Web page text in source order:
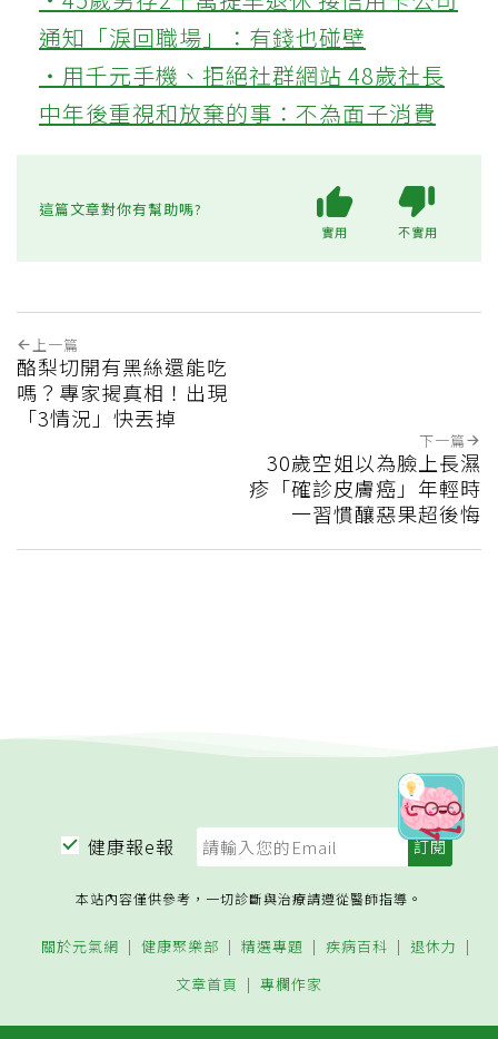
通知「淚回職場」：有錢也碰壁
‧用千元手機、拒絕社群網站 48歲社長
中年後重視和放棄的事：不為面子消費
這篇文章對你有幫助嗎?
實用 不實用
上一篇
酪梨切開有黑絲還能吃
嗎？專家揭真相！出現
「3情況」快丟掉
下一篇
30歲空姐以為臉上長濕
疹「確診皮膚癌」年輕時
一習慣釀惡果超後悔
健康報e報
本站內容僅供參考，一切診斷與治療請遵從醫師指導。
關於元氣網 健康聚樂部 精選專題 疾病百科
退休力
文章首頁
專欄作家